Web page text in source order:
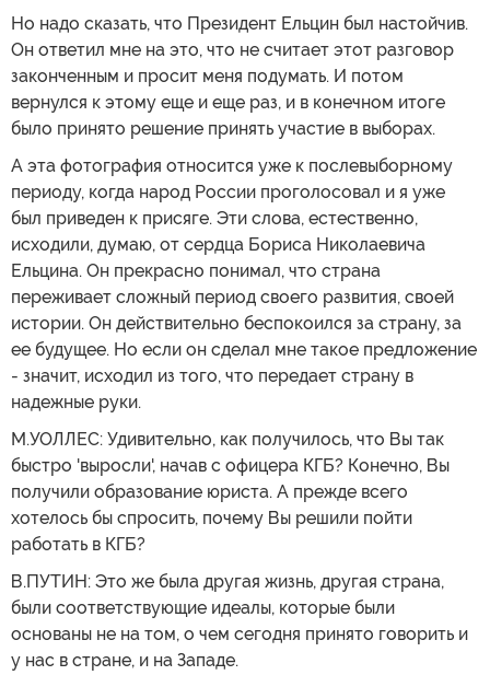
Но надо сказать, что Президент Ельцин был настойчив.
Он ответил мне на это, что не считает этот разговор
законченным и просит меня подумать. И потом
вернулся к этому еще и еще раз, и в конечном итоге
было принято решение принять участие в выборах.
А эта фотография относится уже к послевыборному
периоду, когда народ России проголосовал и я уже
был приведен к присяге. Эти слова, естественно,
исходили, думаю, от сердца Бориса Николаевича
Ельцина. Он прекрасно понимал, что страна
переживает сложный период своего развития, своей
истории. Он действительно беспокоился за страну, за
ее будущее. Но если он сделал мне такое предложение
- значит, исходил из того, что передает страну в
надежные руки.
М.УОЛЛЕС: Удивительно, как получилось, что Вы так
быстро 'выросли', начав с офицера КГБ? Конечно, Вы
получили образование юриста. А прежде всего
хотелось бы спросить, почему Вы решили пойти
работать в КГБ?
В.ПУТИН: Это же была другая жизнь, другая страна,
были соответствующие идеалы, которые были
основаны не на том, о чем сегодня принято говорить и
у нас в стране, и на Западе.